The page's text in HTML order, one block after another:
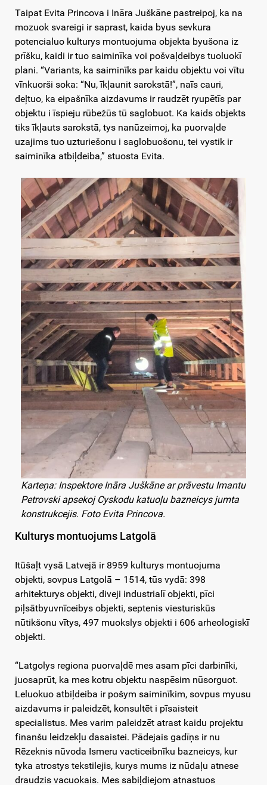
Taipat Evita Princova i Ināra Juškāne pastreipoj, ka na
mozuok svareigi ir saprast, kaida byus sevkura
potencialuo kulturys montuojuma objekta byušona iz
prīšku, kaidi ir tuo saiminīka voi pošvaļdeibys tuoluokī
plani. “Variants, ka saiminīks par kaidu objektu voi vītu
vīnkuorši soka: “Nu, īkļaunit sarokstā!”, naīs cauri,
deļtuo, ka eipašnīka aizdavums ir raudzēt ryupētīs par
objektu i īspieju rūbežūs tū saglobuot. Ka kaids objekts
tiks īkļauts sarokstā, tys nanūzeimoj, ka puorvaļde
uzajims tuo uzturiešonu i saglobuošonu, tei vystik ir
saiminīka atbiļdeiba,” stuosta Evita.
Karteņa: Inspektore Ināra Juškāne ar prāvestu Imantu
Petrovski apsekoj Cyskodu katuoļu bazneicys jumta
konstrukcejis. Foto Evita Princova.
Kulturys montuojums Latgolā
Itūšaļt vysā Latvejā ir 8959 kulturys montuojuma
objekti, sovpus Latgolā – 1514, tūs vydā: 398
arhitekturys objekti, diveji industrialī objekti, pīci
piļsātbyuvnīceibys objekti, septenis viesturiskūs
nūtikšonu vītys, 497 muokslys objekti i 606 arheologiskī
objekti.
“Latgolys regiona puorvaļdē mes asam pīci darbinīki,
juosaprūt, ka mes kotru objektu naspēsim nūsorguot.
Leluokuo atbiļdeiba ir pošym saiminīkim, sovpus myusu
aizdavums ir paleidzēt, konsultēt i pīsaisteit
specialistus. Mes varim paleidzēt atrast kaidu projektu
finanšu leidzekļu dasaistei. Pādejais gadīņs ir nu
Rēzeknis nūvoda Ismeru vacticeibnīku bazneicys, kur
tyka atrostys tekstilejis, kurys mums iz nūdaļu atnese
draudzis vacuokais. Mes sabiļdiejom atnastuos